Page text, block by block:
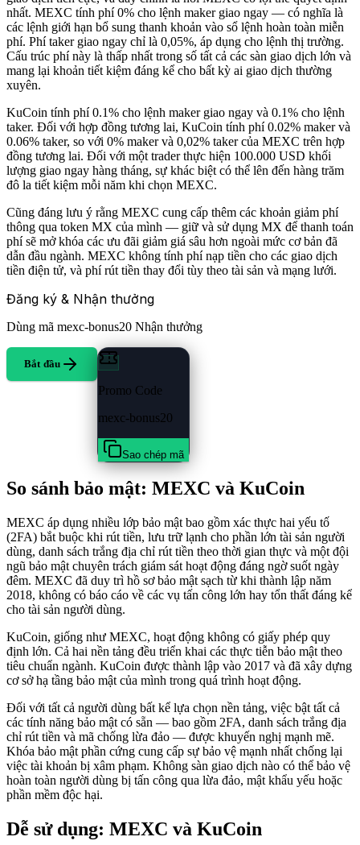
nhất. MEXC tính phí 0% cho lệnh maker giao ngay — có nghĩa là
các lệnh giới hạn bổ sung thanh khoản vào sổ lệnh hoàn toàn miễn
phí. Phí taker giao ngay chỉ là 0,05%, áp dụng cho lệnh thị trường.
Cấu trúc phí này là thấp nhất trong số tất cả các sàn giao dịch lớn và
mang lại khoản tiết kiệm đáng kể cho bất kỳ ai giao dịch thường
xuyên.
KuCoin tính phí 0.1% cho lệnh maker giao ngay và 0.1% cho lệnh
taker. Đối với hợp đồng tương lai, KuCoin tính phí 0.02% maker và
0.06% taker, so với 0% maker và 0,02% taker của MEXC trên hợp
đồng tương lai. Đối với một trader thực hiện 100.000 USD khối
lượng giao ngay hàng tháng, sự khác biệt có thể lên đến hàng trăm
đô la tiết kiệm mỗi năm khi chọn MEXC.
Cũng đáng lưu ý rằng MEXC cung cấp thêm các khoản giảm phí
thông qua token MX của mình — giữ và sử dụng MX để thanh toán
phí sẽ mở khóa các ưu đãi giảm giá sâu hơn ngoài mức cơ bản đã
dẫn đầu ngành. MEXC không tính phí nạp tiền cho các giao dịch
tiền điện tử, và phí rút tiền thay đổi tùy theo tài sản và mạng lưới.
Đăng ký & Nhận thưởng
Dùng mã mexc-bonus20 Nhận thưởng
Bắt đầu
Promo Code
mexc-bonus20
Sao chép mã
So sánh bảo mật: MEXC và KuCoin
MEXC áp dụng nhiều lớp bảo mật bao gồm xác thực hai yếu tố
(2FA) bắt buộc khi rút tiền, lưu trữ lạnh cho phần lớn tài sản người
dùng, danh sách trắng địa chỉ rút tiền theo thời gian thực và một đội
ngũ bảo mật chuyên trách giám sát hoạt động đáng ngờ suốt ngày
đêm. MEXC đã duy trì hồ sơ bảo mật sạch từ khi thành lập năm
2018, không có báo cáo về các vụ tấn công lớn hay tổn thất đáng kể
cho tài sản người dùng.
KuCoin, giống như MEXC, hoạt động không có giấy phép quy
định lớn. Cả hai nền tảng đều triển khai các thực tiễn bảo mật theo
tiêu chuẩn ngành. KuCoin được thành lập vào 2017 và đã xây dựng
cơ sở hạ tầng bảo mật của mình trong quá trình hoạt động.
Đối với tất cả người dùng bất kể lựa chọn nền tảng, việc bật tất cả
các tính năng bảo mật có sẵn — bao gồm 2FA, danh sách trắng địa
chỉ rút tiền và mã chống lừa đảo — được khuyến nghị mạnh mẽ.
Khóa bảo mật phần cứng cung cấp sự bảo vệ mạnh nhất chống lại
việc tài khoản bị xâm phạm. Không sàn giao dịch nào có thể bảo vệ
hoàn toàn người dùng bị tấn công qua lừa đảo, mật khẩu yếu hoặc
phần mềm độc hại.
Dễ sử dụng: MEXC và KuCoin